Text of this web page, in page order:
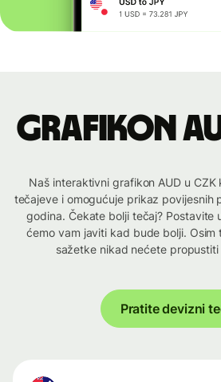
Grafikon
Naš interaktivni grafikon AUD u
tečajeve i omogućuje prikaz povijesnih
godina. Čekate bolji tečaj? Postavite
ćemo vam javiti kad bude bolji. Osim
sažetke nikad nećete propustiti
Pratite devizni